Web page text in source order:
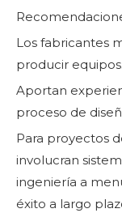
Los fabricantes
producir equipos.
Aportan
proceso de
Para proyectos
involucran
ingeniería a
éxito a largo